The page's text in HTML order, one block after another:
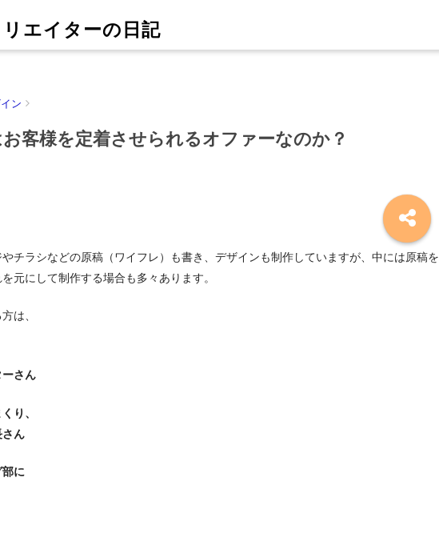
ン
お客様を定着させられるオファーなのか？
チラシなどの原稿（ワイフレ）も書き、デザインも制作していますが、中には原稿を
元にして制作する場合も多々あります。
は、
さん
り、
さん
に